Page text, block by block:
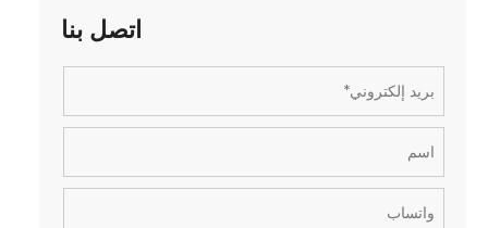
اتصل بنا